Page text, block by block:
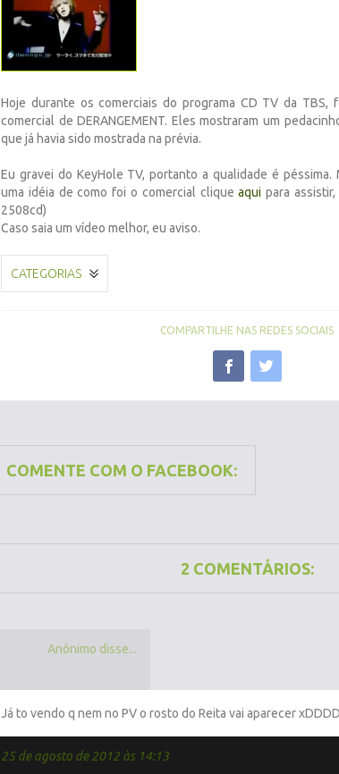
Hoje durante os comerciais do programa CD TV da TBS,
comercial de DERANGEMENT. Eles mostraram um
que já havia sido mostrada na prévia.
Eu gravei do KeyHole TV, portanto a qualidade é
uma idéia de como foi o comercial cliqueaqui para assistir,
2508cd)
Caso saia um vídeo melhor, eu aviso.
CATEGORIAS
COMPARTILHE NAS REDES SOCIAIS
COMENTE COM O FACEBOOK:
2 COMENTÁRIOS:
Anônimo disse...
Já to vendo q nem no PV o rosto do Reita vai aparecer
25 de agosto de 2012 às 14:13